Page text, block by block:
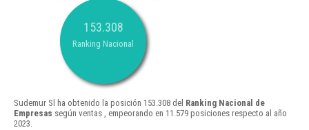
153.308
Ranking Nacional
Sudemur Sl ha obtenido la posición 153.308 del Ranking Nacional de
Empresas según ventas , empeorando en 11.579 posiciones respecto al año
2023.